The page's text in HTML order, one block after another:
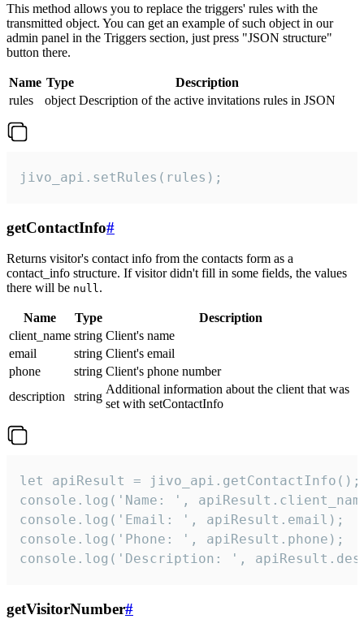
This method allows you to replace the triggers' rules with the
transmitted object. You can get an example of such object in our
admin panel in the Triggers section, just press "JSON structure"
button there.
Name Type
Description
rules
object Description of the active invitations rules in JSON
jivo_api.setRules(rules);
getContactInfo#
Returns visitor's contact info from the contacts form as a
contact_info structure. If visitor didn't fill in some fields, the values
there will be null.
Name Type
Description
client_name string Client's name
email
string Client's email
phone
string Client's phone number
description
string
Additional information about the client that was
set with setContactInfo
let apiResult = jivo_api.getContactInfo();
console.log('Name: ',
console.log('Email: ', apiResult.email);
console.log('Phone: ', apiResult.phone);
console.log('Description: ',
getVisitorNumber#